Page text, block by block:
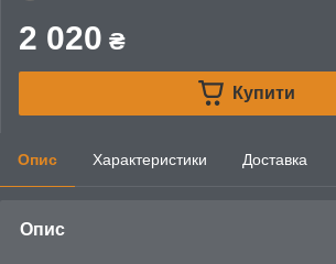
2 020 ₴
Купити
Опис Характеристики Доставка
Опис